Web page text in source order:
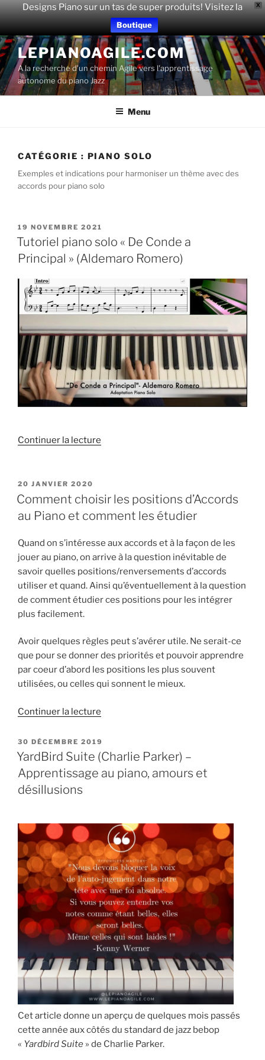
X
Designs Piano sur un tas de super produits! Visitez la
Boutique
Aller
au
contenu
principal
LEPIANOAGILE.COM
A la recherche d'un chemin Agile vers l'apprentissage
autonome du piano Jazz
Menu
CATÉGORIE : PIANO SOLO
Exemples et indications pour harmoniser un thème avec des
accords pour piano solo
PUBLIÉ
LE
19 NOVEMBRE 2021
Tutoriel piano solo « De Conde a
Principal » (Aldemaro Romero)
Continuer la lecture
« De
Principal »
(Aldemaro
Romero) »
PUBLIÉ
LE
20 JANVIER 2020
Comment choisir les positions d’Accords
au Piano et comment les étudier
Quand on s’intéresse aux accords et à la façon de les
jouer au piano, on arrive à la question inévitable de
savoir quelles positions/renversements d’accords
utiliser et quand. Ainsi qu’éventuellement à la question
de comment étudier ces positions pour les intégrer
plus facilement.
Avoir quelques règles peut s’avérer utile. Ne serait-ce
que pour se donner des priorités et pouvoir apprendre
par coeur d’abord les positions les plus souvent
utilisées, ou celles qui sonnent le mieux.
Continuer la lecture
choisir
les
positions
d’Accords
et
comment
les
étudier »
PUBLIÉ
LE
30 DÉCEMBRE 2019
YardBird Suite (Charlie Parker) –
Apprentissage au piano, amours et
désillusions
Cet article donne un aperçu de quelques mois passés
cette année aux côtés du standard de jazz bebop
« Yardbird Suite » de Charlie Parker.